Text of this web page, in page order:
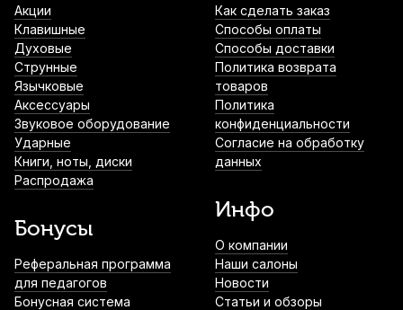
Акции
Клавишные
Духовые
Струнные
Язычковые
Аксессуары
Звуковое оборудование
Ударные
Книги, ноты, диски
Распродажа
Бонусы
Реферальная программа
для педагогов
Бонусная система
Как сделать заказ
Способы оплаты
Способы доставки
Политика возврата
товаров
Политика
конфиденциальности
Согласие на обработку
данных
Инфо
О компании
Наши салоны
Новости
Статьи и обзоры